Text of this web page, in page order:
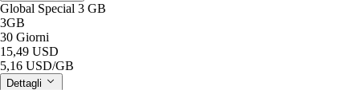
Global Special 3 GB
3GB
30 Giorni
15,49 USD
5,16 USD/GB
Dettagli